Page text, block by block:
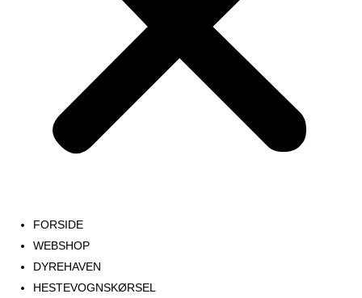
FORSIDE
WEBSHOP
DYREHAVEN
HESTEVOGNSKØRSEL